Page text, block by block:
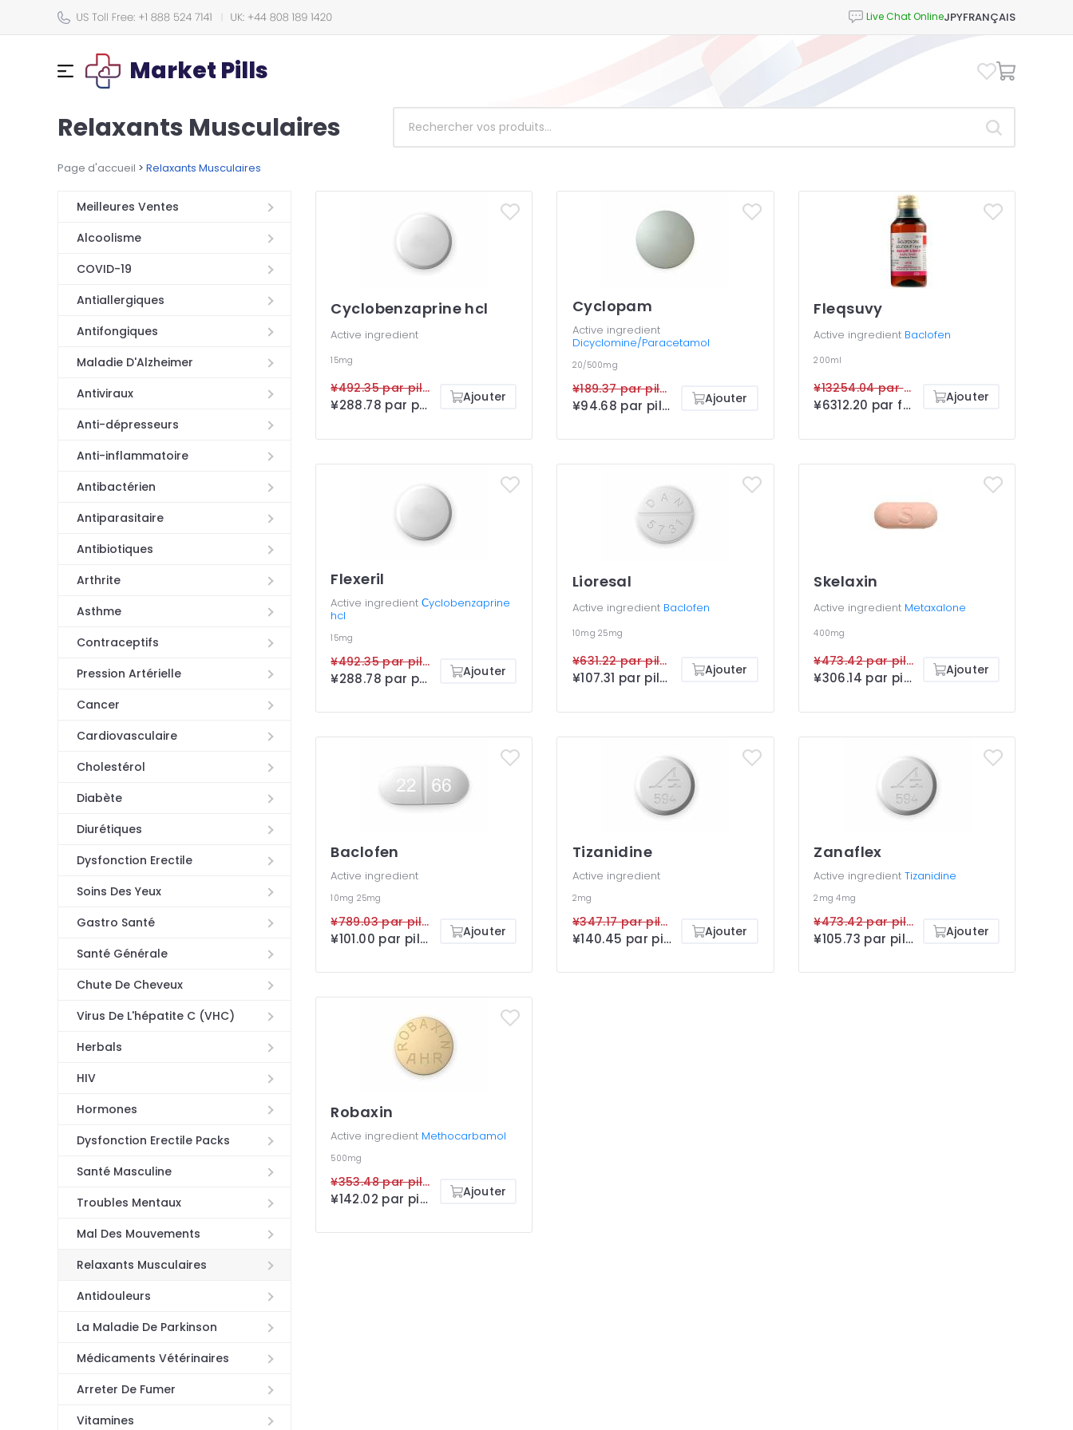
JPYFRANÇAIS
Market Pills
Relaxants Musculaires
Page d'accueil > Relaxants Musculaires
Meilleures Ventes
Alcoolisme
COVID-19
Antiallergiques
Antifongiques
Maladie D'Alzheimer
Antiviraux
Anti-dépresseurs
Anti-inflammatoire
Antibactérien
Antiparasitaire
Antibiotiques
Arthrite
Asthme
Contraceptifs
Pression Artérielle
Cancer
Cardiovasculaire
Cholestérol
Diabète
Diurétiques
Dysfonction Erectile
Soins Des Yeux
Gastro Santé
Santé Générale
Chute De Cheveux
Virus De L'hépatite C (VHC)
Herbals
HIV
Hormones
Dysfonction Erectile Packs
Santé Masculine
Troubles Mentaux
Mal Des Mouvements
Relaxants Musculaires
Antidouleurs
La Maladie De Parkinson
Médicaments Vétérinaires
Arreter De Fumer
Vitamines
Cyclobenzaprine hcl
Active ingredient
15mg
¥492.35 par pilule
¥288.78 par pilule Ajouter
Cyclopam
Active ingredient
Dicyclomine/Paracetamol
20/500mg
¥189.37 par pilule
¥94.68 par pilule Ajouter
Fleqsuvy
Active ingredient Baclofen
200ml
¥13254.04 par flacon
¥6312.20 par flacon Ajouter
Flexeril
Active ingredient Сyclobenzaprine
hcl
15mg
¥492.35 par pilule
¥288.78 par pilule Ajouter
Lioresal
Active ingredient Baclofen
10mg 25mg
¥631.22 par pilule
¥107.31 par pilule Ajouter
Skelaxin
Active ingredient Metaxalone
400mg
¥473.42 par pilule
¥306.14 par pilule Ajouter
Baclofen
Active ingredient
10mg 25mg
¥789.03 par pilule
¥101.00 par pilule Ajouter
Tizanidine
Active ingredient
2mg
¥347.17 par pilule
¥140.45 par pilule Ajouter
Zanaflex
Active ingredient Tizanidine
2mg4mg
¥473.42 par pilule
¥105.73 par pilule Ajouter
Robaxin
Active ingredient Methocarbamol
500mg
¥353.48 par pilule
¥142.02 par pilule Ajouter